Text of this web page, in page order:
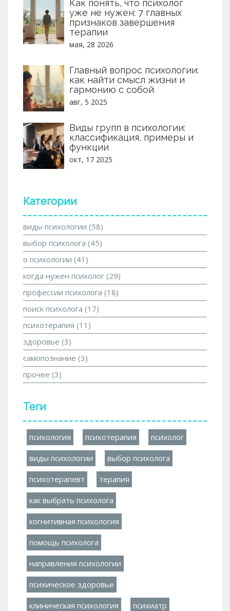
Как понять, что психолог
уже не нужен: 7 главных
признаков завершения
терапии
мая, 28 2026
Главный вопрос психологии:
как найти смысл жизни и
гармонию с собой
авг, 5 2025
Виды групп в психологии:
классификация, примеры и
функции
окт, 17 2025
Категории
виды психологии (58)
выбор психолога (45)
о психологии (41)
когда нужен психолог (29)
профессии психолога (18)
поиск психолога (17)
психотерапия (11)
здоровье (3)
самопознание (3)
прочее (3)
Теги
психология психотерапия психолог
виды психологии выбор психолога
психотерапевт терапия
как выбрать психолога
когнитивная психология
помощь психолога
направления психологии
психическое здоровье
клиническая психология психиатр